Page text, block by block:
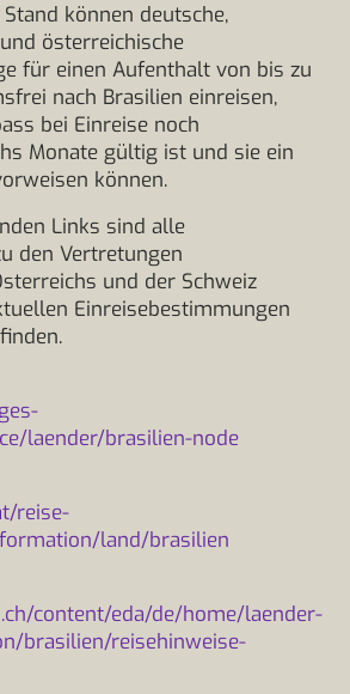
können deutsche,
österreichische
für einen Aufenthalt von bis zu
nach Brasilien einreisen,
bei Einreise noch
Monate gültig ist und sie ein
können.
Links sind alle
den Vertretungen
und der Schweiz
Einreisebestimmungen
laender/brasilien-node
reise-
land/brasilien
content/eda/de/home/laender-
brasilien/reisehinweise-